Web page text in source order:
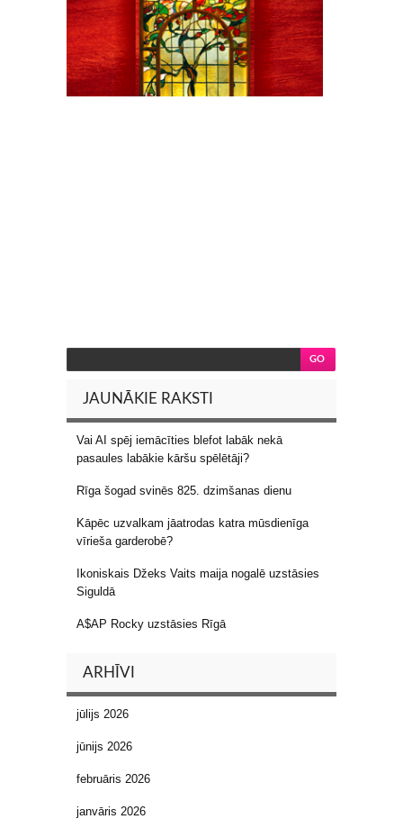
JAUNĀKIE RAKSTI
Vai AI spēj iemācīties blefot labāk nekā
pasaules labākie kāršu spēlētāji?
Rīga šogad svinēs 825. dzimšanas dienu
Kāpēc uzvalkam jāatrodas katra mūsdienīga
vīrieša garderobē?
Ikoniskais Džeks Vaits maija nogalē uzstāsies
Siguldā
A$AP Rocky uzstāsies Rīgā
ARHĪVI
jūlijs 2026
jūnijs 2026
februāris 2026
janvāris 2026